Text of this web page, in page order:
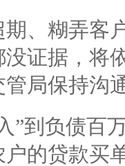
、糊弄客
证据，将
管局保持沟
”到负债百
的贷款买